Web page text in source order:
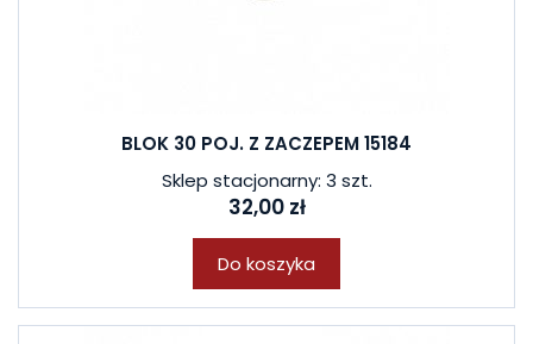
BLOK 30 POJ. Z ZACZEPEM 15184
Sklep stacjonarny: 3 szt.
32,00 zł
Do koszyka